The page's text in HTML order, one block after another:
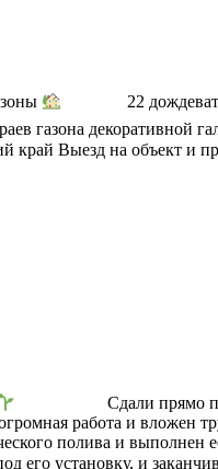
⠀⠀ ⠀⠀ 22
газона декоративной
край Выезд на объект
⠀⠀⠀⠀ ⠀⠀ Сдали прямо
работа и вложен
полива и выполнен
его установку, и